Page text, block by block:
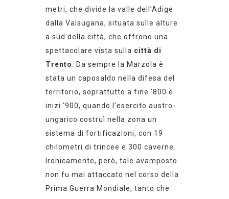
metri, che divide la valle dell’Adige
dalla Valsugana, situata sulle alture
a sud della città, che offrono una
spettacolare vista sulla città di
Trento
. Da sempre la Marzola è
stata un caposaldo nella difesa del
territorio, soprattutto a fine ‘800 e
inizi ‘900, quando l’esercito austro-
ungarico costruì nella zona un
sistema di fortificazioni, con 19
chilometri di trincee e 300 caverne.
Ironicamente, però, tale avamposto
non fu mai attaccato nel corso della
Prima Guerra Mondiale, tanto che